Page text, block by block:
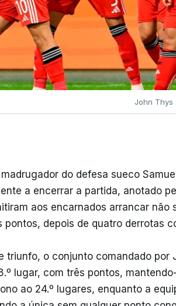
John Thys
do defesa sueco
a encerrar a partida, anotado
aos encarnados arrancar não
pontos, depois de quatro derrotas
triunfo, o conjunto comandado por
lugar, com três pontos,
ao 24.º lugares, enquanto a